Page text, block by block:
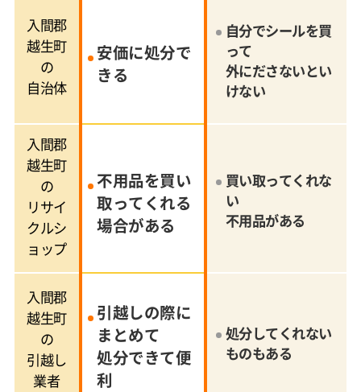
入間郡
越生町
の
自治体
安価に処分で
きる
自分でシールを買
って
外にださないとい
けない
入間郡
越生町
の
リサイ
クルシ
ョップ
不用品を買い
取ってくれる
場合がある
買い取ってくれな
い
不用品がある
入間郡
越生町
の
引越し
業者
引越しの際に
まとめて
処分できて便
利
処分してくれない
ものもある